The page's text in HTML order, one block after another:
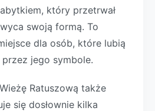
który przetrwał
swoją formą. To
dla osób, które lubią
jego symbole.
Ratuszową także
się dosłownie kilka